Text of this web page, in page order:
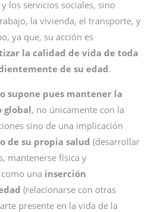
los servicios sociales, sino
la vivienda, el transporte, y
ya que, su acción es
la calidad de vida de toda
de su edad.
supone pues mantener la
global, no únicamente con la
sino de una implicación
de su propia salud (desarrollar
mantenerse física y
una inserción
(relacionarse con otras
presente en la vida de la